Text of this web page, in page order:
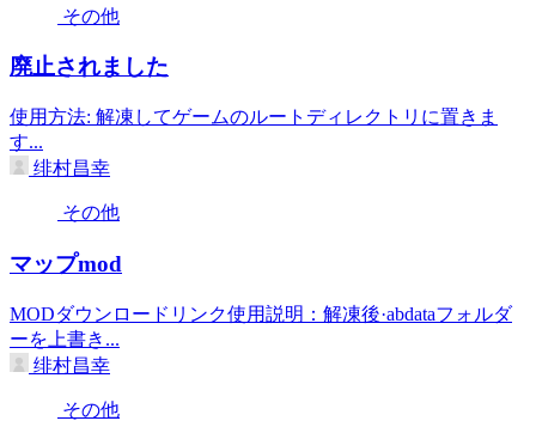
その他
廃止されました
使用方法: 解凍してゲームのルートディレクトリに置きま
す...
绯村昌幸
その他
マップmod
MODダウンロードリンク使用説明：解凍後·abdataフォルダ
ーを上書き...
绯村昌幸
その他